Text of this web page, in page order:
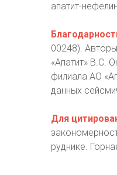
апатит-
00248).
«Апатит» В.С.
филиала АО
данных
Для
руднике.